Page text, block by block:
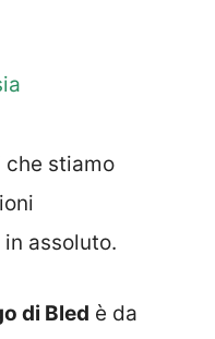
che stiamo
assoluto.
di Bled è da